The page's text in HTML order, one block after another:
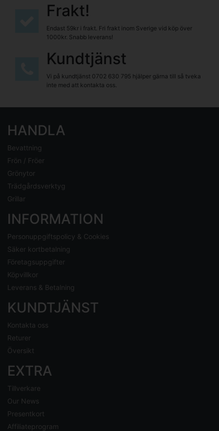
Frakt!
Endast 59kr i frakt. Fri frakt inom Sverige vid köp över
1000kr. Snabb leverans!
Kundtjänst
Vi på kundtjänst 0702 630 795 hjälper gärna till så tveka
inte med att kontakta oss.
HANDLA
Bevattning
Frön / Fröer
Grönytor
Trädgårdsverktyg
Grillar
INFORMATION
Personuppgiftspolicy & Cookies
Säker kortbetalning
Företagsuppgifter
Köpvillkor
Leverans & Betalning
KUNDTJÄNST
Kontakta oss
Returer
Översikt
EXTRA
Tillverkare
Our News
Presentkort
Affiliateprogram